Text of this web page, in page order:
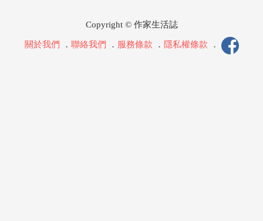
Copyright © 作家生活誌
關於我們 ． 聯絡我們 ． 服務條款 ． 隱私權條款 ．